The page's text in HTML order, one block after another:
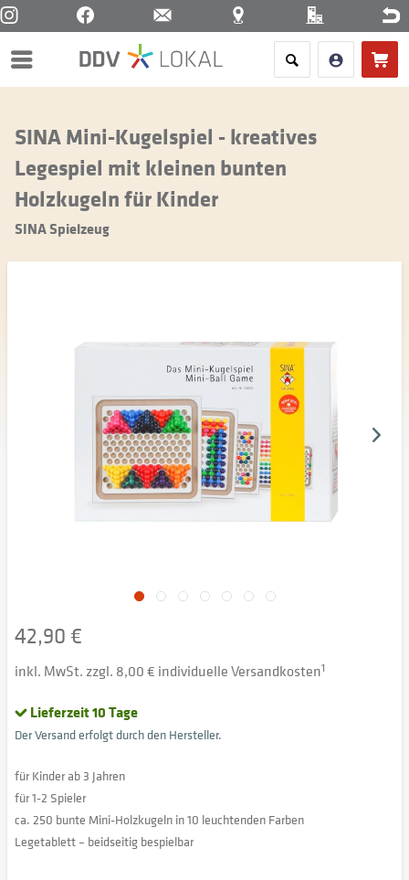
Menü
SINA Mini-Kugelspiel - kreatives
Legespiel mit kleinen bunten
Holzkugeln für Kinder
SINA Spielzeug
42,90 €
inkl. MwSt. zzgl. 8,00 € individuelle Versandkosten1
Lieferzeit 10 Tage
Der Versand erfolgt durch den Hersteller.
für Kinder ab 3 Jahren
für 1-2 Spieler
ca. 250 bunte Mini-Holzkugeln in 10 leuchtenden Farben
Legetablett – beidseitig bespielbar